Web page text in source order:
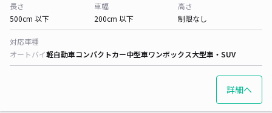
長さ
500cm 以下
車幅
200cm 以下
高さ
制限なし
対応車種
オートバイ軽自動車コンパクトカー中型車ワンボックス大型車・SUV
詳細へ